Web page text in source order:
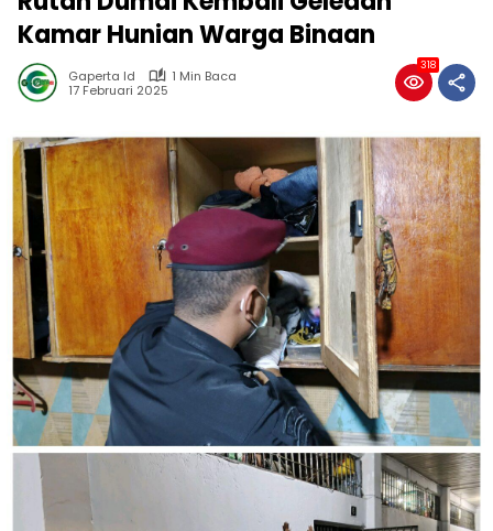
Kamar Hunian Warga Binaan
Gaperta Id
1 Min Baca
17 Februari 2025
318